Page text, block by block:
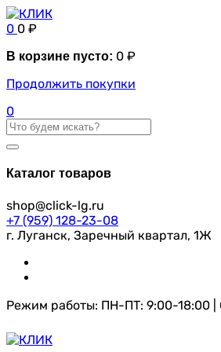
0 0 ₽
В корзине пусто: 0 ₽
Продолжить покупки
0
Каталог товаров
shop@click-lg.ru
+7 (959) 128-23-08
г. Луганск, Заречный квартал, 1Ж
Режим работы: ПН-ПТ: 9:00-18:00 |